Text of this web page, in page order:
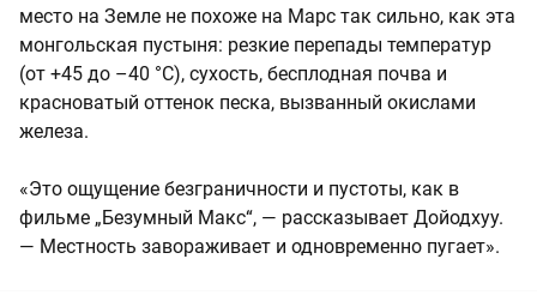
место на Земле не похоже на Марс так сильно, как эта
монгольская пустыня: резкие перепады температур
(от +45 до –40 °C), сухость, бесплодная почва и
красноватый оттенок песка, вызванный окислами
железа.
«Это ощущение безграничности и пустоты, как в
фильме „Безумный Макс“, — рассказывает Дойодхуу.
— Местность завораживает и одновременно пугает».